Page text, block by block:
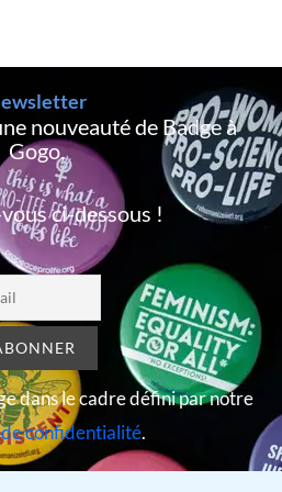
nouveauté de Badge à
Gogo,
ci-dessous !
dans le cadre défini par notre
confidentialité.